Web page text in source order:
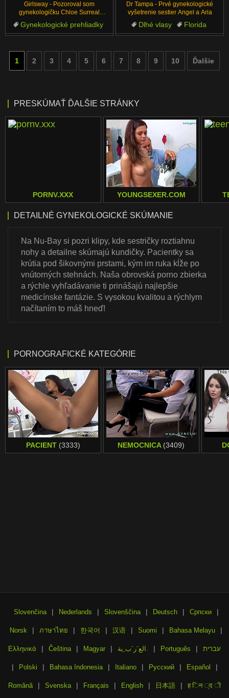
Girlsway - Pozoroval som
gynekologičku Chloe Surreal
skúmať prsia busty stážistiek
Gynekologické prehliadky
Francúzsky
Lick
Dr Tampa - Prvé gynekologické
vyšetrenie sestier Angel a Aria
Dlhé vlasy
Florida
Poníženie
Kučeravé
1
2 3 4 5 6 7 8 9 10 Ďalšie
PRESKÚMAŤ ĎALŠIE STRÁNKY
PORNV.XXX YOUNGSEXER.COM
DETAILNÉ GYNEKOLOGICKÉ SKÚMANIE
Na Nu-Bay si pozri klipy, kde sestričky roztiahnu
nohy a detailne skúmajú kundičky. Pacientky sa
krútia pod šikovnými prstami, kým im ruka kĺže po
vnútorných stehnách. Naša obrovská porno zbierka
a rýchle vyhľadávanie ti prinášajú najlepšie
medicínske fantázie. S vysokou kvalitou a rýchlym
načítaním to máš hneď!
PORNOGRAFICKÉ KATEGÓRIE
PACIENT (3333) NEMOCNICA (3409)
Slovenčina | Nederlands | Slovenščina | Deutsch | Српски |
Norsk | ภาษาไทย | 한국어 | 汉语 | Suomi | Bahasa Melayu |
Ελληνικά | Čeština | Magyar | الع َر َب ِية. | Português | עברית
| Polski | Bahasa Indonesia | Italiano | Русский | Español |
Română | Svenska | Français | English | 日本語 | ह िन ्द ी